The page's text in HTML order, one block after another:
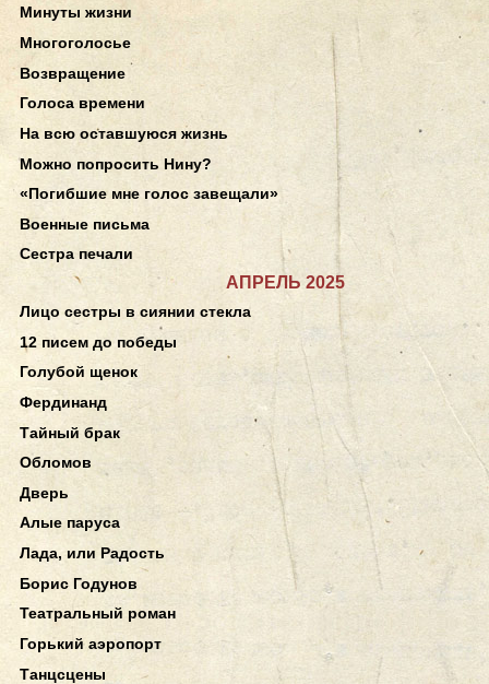
Минуты жизни
Многоголосье
Возвращение
Голоса времени
На всю оставшуюся жизнь
Можно попросить Нину?
«Погибшие мне голос завещали»
Военные письма
Сестра печали
АПРЕЛЬ 2025
Лицо сестры в сиянии стекла
12 писем до победы
Голубой щенок
Фердинанд
Тайный брак
Обломов
Дверь
Алые паруса
Лада, или Радость
Борис Годунов
Театральный роман
Горький аэропорт
Танцсцены